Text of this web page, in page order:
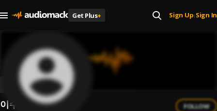
Get Plus+ Sign Up| Sign In
이수민 FOLLOW